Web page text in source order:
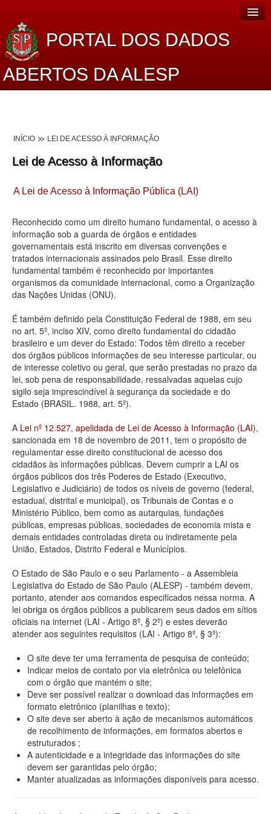
PORTAL DOS DADOS
ABERTOS DA ALESP
Lei de Acesso à Informação
Dados Governamentais Abertos
Planejamento
Catálogo de dados
Processo Legislativo
Deputados Estaduais
Administração
Legislação
Agenda
Perguntas frequentes
Contato
INÍCIO LEI DE ACESSO À INFORMAÇÃO
Lei de Acesso à Informação
A Lei de Acesso à Informação Pública (LAI)
Reconhecido como um direito humano fundamental, o acesso à
informação sob a guarda de órgãos e entidades
governamentais está inscrito em diversas convenções e
tratados internacionais assinados pelo Brasil. Esse direito
fundamental também é reconhecido por importantes
organismos da comunidade internacional, como a Organização
das Nações Unidas (ONU).
É também definido pela Constituição Federal de 1988, em seu
no art. 5º, inciso XIV, como direito fundamental do cidadão
brasileiro e um dever do Estado: Todos têm direito a receber
dos órgãos públicos informações de seu interesse particular, ou
de interesse coletivo ou geral, que serão prestadas no prazo da
lei, sob pena de responsabilidade, ressalvadas aquelas cujo
sigilo seja imprescindível à segurança da sociedade e do
Estado (BRASIL. 1988, art. 5º).
A Lei nº 12.527, apelidada de Lei de Acesso à Informação (LAI),
sancionada em 18 de novembro de 2011, tem o propósito de
regulamentar esse direito constitucional de acesso dos
cidadãos às informações públicas. Devem cumprir a LAI os
órgãos públicos dos três Poderes de Estado (Executivo,
Legislativo e Judiciário) de todos os níveis de governo (federal,
estadual, distrital e municipal), os Tribunais de Contas e o
Ministério Público, bem como as autarquias, fundações
públicas, empresas públicas, sociedades de economia mista e
demais entidades controladas direta ou indiretamente pela
União, Estados, Distrito Federal e Municípios.
O Estado de São Paulo e o seu Parlamento - a Assembleia
Legislativa do Estado de São Paulo (ALESP) - também devem,
portanto, atender aos comandos especificados nessa norma. A
lei obriga os órgãos públicos a publicarem seus dados em sítios
oficiais na internet (LAI - Artigo 8º, § 2º) e estes deverão
atender aos seguintes requisitos (LAI - Artigo 8º, § 3º):
O site deve ter uma ferramenta de pesquisa de conteúdo;
Indicar meios de contato por via eletrônica ou telefônica
com o órgão que mantém o site;
Deve ser possível realizar o download das informações em
formato eletrônico (planilhas e texto);
O site deve ser aberto à ação de mecanismos automáticos
de recolhimento de informações, em formatos abertos e
estruturados ;
A autenticidade e a integridade das informações do site
devem ser garantidas pelo órgão;
Manter atualizadas as informações disponíveis para acesso.